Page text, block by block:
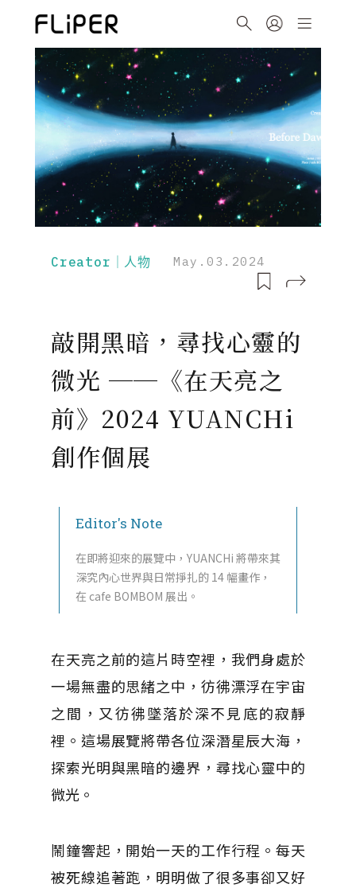
Creator｜人物 May.03.2024
敲開黑暗，尋找心靈的
微光 ──《在天亮之
前》2024 YUANCHi
創作個展
Editor's Note
在即將迎來的展覽中，YUANCHi 將帶來其
深究內心世界與日常掙扎的 14 幅畫作，
在 cafe BOMBOM 展出。
在天亮之前的這片時空裡，我們身處於
一場無盡的思緒之中，彷彿漂浮在宇宙
之間，又彷彿墜落於深不見底的寂靜
裡。這場展覽將帶各位深潛星辰大海，
探索光明與黑暗的邊界，尋找心靈中的
微光。
鬧鐘響起，開始一天的工作行程。每天
被死線追著跑，明明做了很多事卻又好